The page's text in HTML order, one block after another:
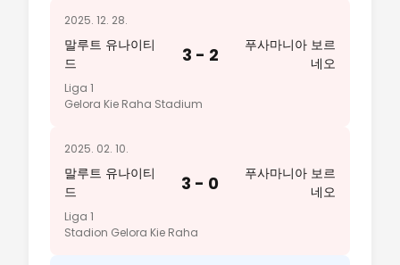
2025. 12. 28.
말루트 유나이티
드
3 - 2
푸사마니아 보르
네오
Liga 1
Gelora Kie Raha Stadium
2025. 02. 10.
말루트 유나이티
드
3 - 0
푸사마니아 보르
네오
Liga 1
Stadion Gelora Kie Raha